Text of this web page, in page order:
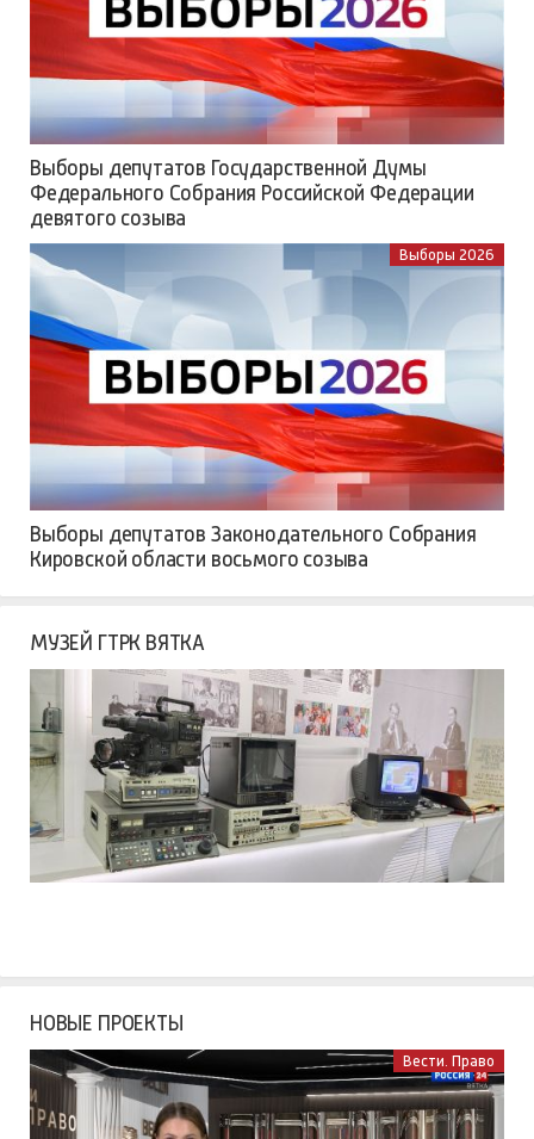
Выборы депутатов Государственной Думы
Федерального Собрания Российской Федерации
девятого созыва
Выборы 2026
Выборы депутатов Законодательного Собрания
Кировской области восьмого созыва
МУЗЕЙ ГТРК ВЯТКА
НОВЫЕ ПРОЕКТЫ
Вести. Право